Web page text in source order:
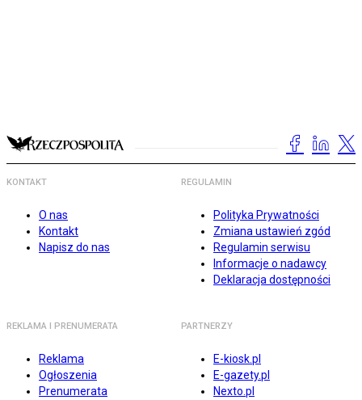
KONTAKT
O nas
Kontakt
Napisz do nas
REGULAMIN
Polityka Prywatności
Zmiana ustawień zgód
Regulamin serwisu
Informacje o nadawcy
Deklaracja dostępności
REKLAMA I PRENUMERATA
Reklama
Ogłoszenia
Prenumerata
PARTNERZY
E-kiosk.pl
E-gazety.pl
Nexto.pl